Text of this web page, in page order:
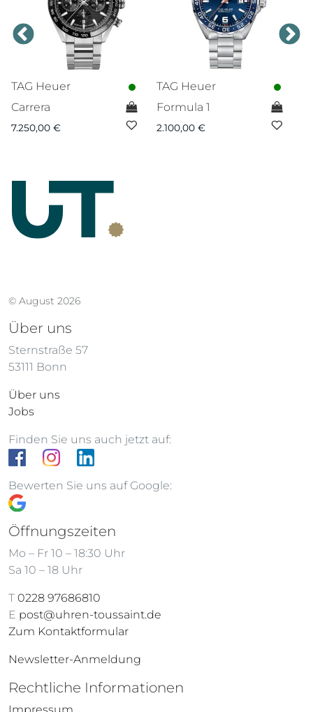
TAG Heuer
Carrera
7.250,00 €
TAG Heuer
Formula 1
2.100,00 €
© August 2026
Über uns
Sternstraße 57
53111 Bonn
Über uns
Jobs
Finden Sie uns auch jetzt auf:
Bewerten Sie uns auf Google:
Öffnungszeiten
Mo – Fr 10 – 18:30 Uhr
Sa 10 – 18 Uhr
T 0228 97686810
E post@uhren-toussaint.de
Zum Kontaktformular
Newsletter-Anmeldung
Rechtliche Informationen